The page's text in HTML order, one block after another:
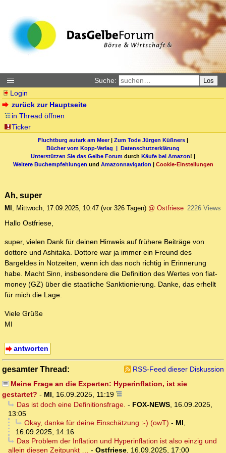
Suche: Los
Login
zurück zur Hauptseite
in Thread öffnen
Ticker
Fluchtburg autark am Meer| Zum Tode Jürgen Küßners |
Bücher vom Kopp-Verlag | Datenschutzerklärung
Unterstützen Sie das Gelbe Forum durch Käufe bei Amazon! |
Weitere Buchempfehlungen und Amazonnavigation | Cookie-Einstellungen
Ah, super
MI , Mittwoch, 17.09.2025, 10:47 (vor 326 Tagen) @ Ostfriese 2226 Views
Hallo Ostfriese,
super, vielen Dank für deinen Hinweis auf frühere Beiträge von
dottore und Ashitaka. Dottore war ja immer ein Freund des
Bargeldes in Notzeiten, wenn ich das noch richtig in Erinnerung
habe. Macht Sinn, insbesondere die Definition des Wertes von fiat-
money (GZ) über die staatliche Sanktionierung. Danke, das erhellt
für mich die Lage.
Viele Grüße
MI
antworten
gesamter Thread:
RSS-Feed dieser Diskussion
Meine Frage an die Experten: Hyperinflation, ist sie
gestartet? - MI, 16.09.2025, 11:19
Das ist doch eine Definitionsfrage. - FOX-NEWS, 16.09.2025,
13:05
Okay, danke für deine Einschätzung :-) (owT) - MI,
16.09.2025, 14:16
Das Problem der Inflation und Hyperinflation ist also einzig und
allein diesen Zeitpunkt … - Ostfriese, 16.09.2025, 17:00